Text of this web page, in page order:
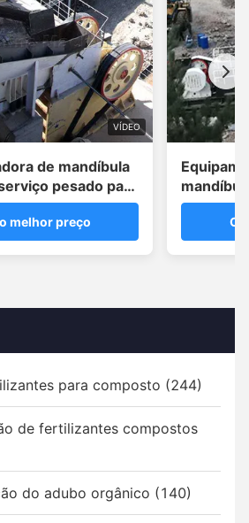
VÍDEO
de mandíbula
pesado para
melhor preço
20 T/H
para composto (244)
de fertilizantes compostos
do adubo orgânico (140)